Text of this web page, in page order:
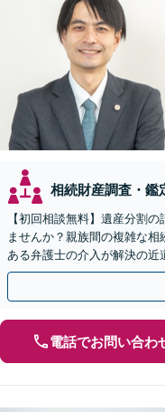
相続財産調査・鑑
【初回相談無料】遺産分割
ませんか？親族間の複雑な
ある弁護士の介入が解決の近
も多数。柏駅徒歩5分の当事
電話でお問い合わ